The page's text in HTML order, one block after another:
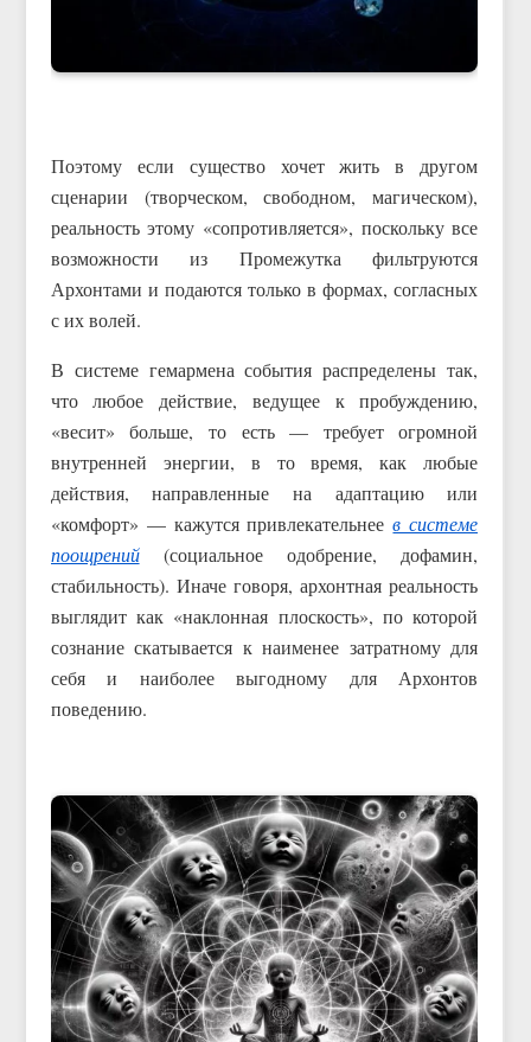
Поэтому если существо хочет жить в другом
сценарии (творческом, свободном, магическом),
реальность этому «сопротивляется», поскольку все
возможности из Промежутка фильтруются
Архонтами и подаются только в формах, согласных
с их волей.
В системе гемармена события распределены так,
что любое действие, ведущее к пробуждению,
«весит» больше, то есть — требует огромной
внутренней энергии, в то время, как любые
действия, направленные на адаптацию или
«комфорт» — кажутся привлекательнеев системе
поощрений(социальное одобрение, дофамин,
стабильность). Иначе говоря, архонтная реальность
выглядит как «наклонная плоскость», по которой
сознание скатывается к наименее затратному для
себя и наиболее выгодному для Архонтов
поведению.